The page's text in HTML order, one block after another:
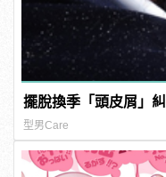
擺脫換季「頭皮屑」
型男Care